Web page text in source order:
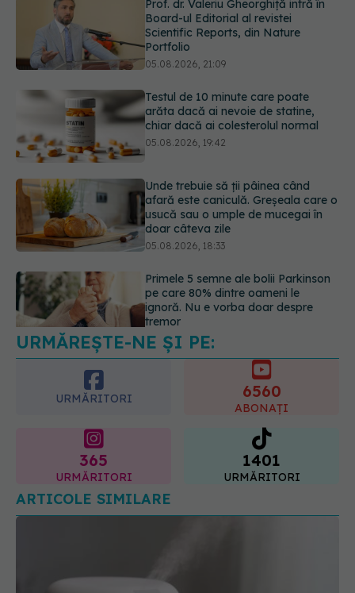
Testul de 10 minute care poate
arăta dacă ai nevoie de statine,
chiar dacă ai colesterolul normal
05.08.2026, 19:42
Unde trebuie să ții pâinea când
afară este caniculă. Greșeala care o
usucă sau o umple de mucegai în
doar câteva zile
Primele 5 semne ale bolii Parkinson
pe care 80% dintre oameni le
ignoră. Nu e vorba doar despre
tremor
05.08.2026, 17:31
Gabriela Cristea, manifest pentru
respect și acceptare: Corpul
fiecăruia spune o poveste
05.08.2026, 21:23
URMĂREȘTE-NE ȘI PE:
URMĂRITORI 6560
ABONAȚI
365
URMĂRITORI
1401
URMĂRITORI
ARTICOLE SIMILARE